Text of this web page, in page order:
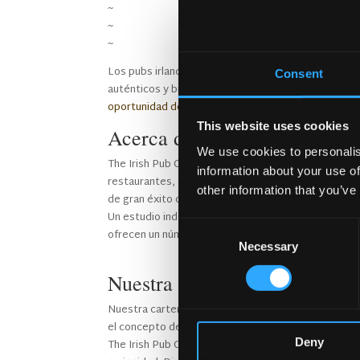
Consent
This website uses cookies
We use cookies to
information about your use
other information that
Necessary
Deny
~
~
~
Los pubs irlandeses constituyen una gran
auténticos y bien diseñados destacan de la
oportunidad de negocio.
Acerca de the Irish Pub
The Irish Pub Company está especializada en el
restaurantes, espacios de ocio nocturno y cafés
de gran éxito cultural y comercial en todo el mundo.
Un estudio independiente de 1000 pubs
ofrecen un número mayor de ventas brutas que los
Nuestra cartera de proyectos
Nuestra cartera de diseño es amplia y variada;
el concepto de diseño de primera clase de the
The Irish Pub Company crea diseños innovadores